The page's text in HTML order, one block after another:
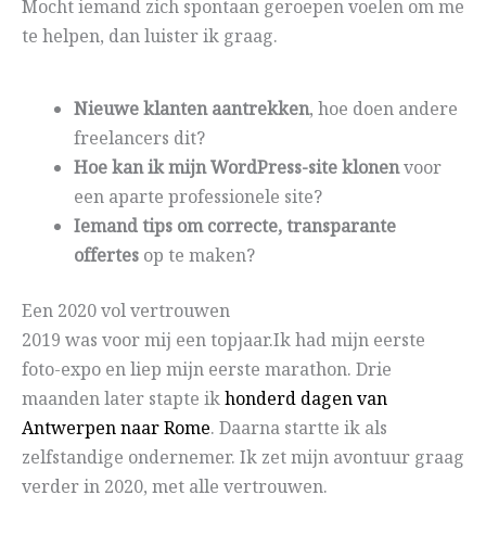
Mocht iemand zich spontaan geroepen voelen om me
te helpen, dan luister ik graag.
Nieuwe klanten aantrekken, hoe doen andere
freelancers dit?
Hoe kan ik mijn WordPress-site klonenvoor
een aparte professionele site?
Iemand tips om correcte, transparante
offertes op te maken?
Een 2020 vol vertrouwen
2019 was voor mij een topjaar.Ik had mijn eerste
foto-expo en liep mijn eerste marathon. Drie
maanden later stapte ikhonderd dagen van
Antwerpen naar Rome. Daarna startte ik als
zelfstandige ondernemer. Ik zet mijn avontuur graag
verder in 2020, met alle vertrouwen.